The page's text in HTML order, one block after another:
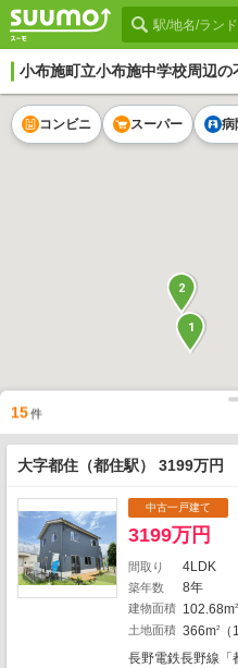
小布施町立小布施中学校周辺の
1
2
1
コンビニ スーパー 病
15件
大字都住（都住駅） 3199万円
中古一戸建て
3199万円
間取り 4LDK
築年数 8年
建物面積 102.68m2
土地面積 366m2
長野電鉄長野線「